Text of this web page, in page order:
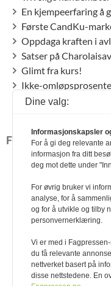
En kjempeerfaring å
Første CandKu-
Oppdaga kraften i
Satser på
Glimt fra kurs!
Ikke-
Lokal kunnskap
FORSKJELLIG
Lesernes side
Vinner av
Dagbok fra Lund gård
Buskap for 50 år
Jusspalten
Animalia
Dagros
Tine
Dine valg:
Informasjonskapsler
For å gi deg relevante
informasjon fra ditt
deg mot dette under
For øvrig bruker vi
analyse, for å
og for å utvikle og tilby
personvernerklæring.
Vi er med i
du få relevante
nettverket basert på
disse nettstedene. En